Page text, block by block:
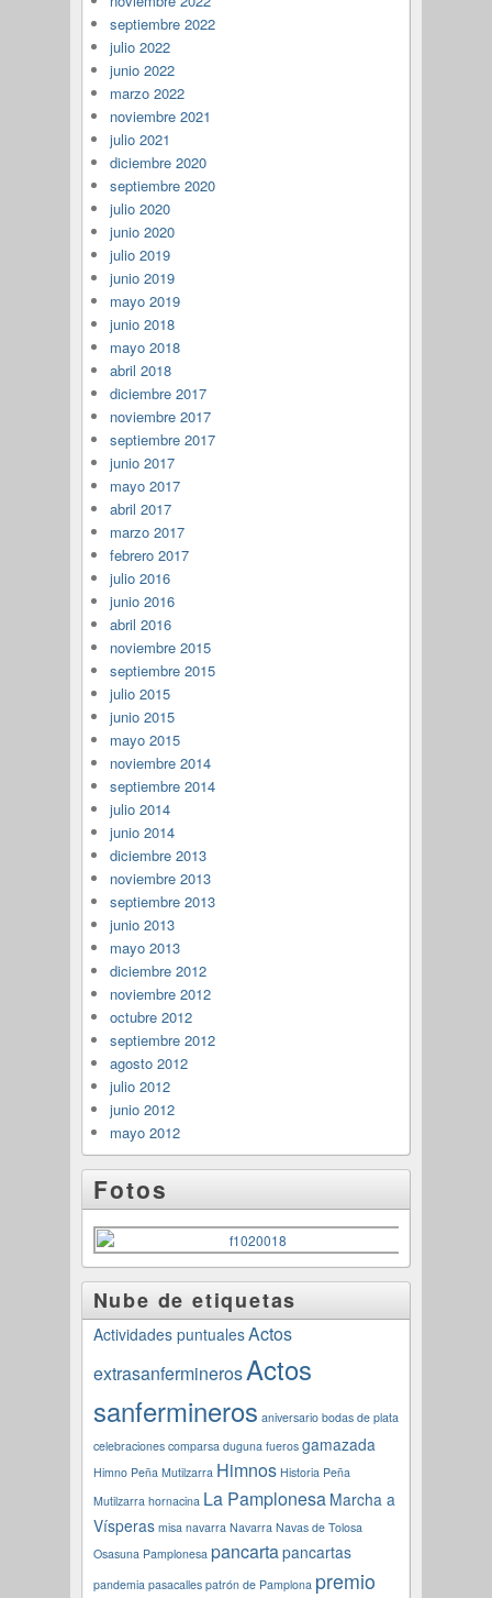
septiembre 2022
julio 2022
junio 2022
marzo 2022
noviembre 2021
julio 2021
diciembre 2020
septiembre 2020
julio 2020
junio 2020
julio 2019
junio 2019
mayo 2019
junio 2018
mayo 2018
abril 2018
diciembre 2017
noviembre 2017
septiembre 2017
junio 2017
mayo 2017
abril 2017
marzo 2017
febrero 2017
julio 2016
junio 2016
abril 2016
noviembre 2015
septiembre 2015
julio 2015
junio 2015
mayo 2015
noviembre 2014
septiembre 2014
julio 2014
junio 2014
diciembre 2013
noviembre 2013
septiembre 2013
junio 2013
mayo 2013
diciembre 2012
noviembre 2012
octubre 2012
septiembre 2012
agosto 2012
julio 2012
junio 2012
mayo 2012
Fotos
Nube de etiquetas
Actividades puntualesActos
extrasanferminerosActos
sanfermineros aniversario bodas de plata
celebraciones comparsa duguna fueros gamazada
Himno Peña Mutilzarra Himnos Historia Peña
Mutilzarra hornacina La Pamplonesa Marcha a
Vísperas misa navarra Navarra Navas de Tolosa
Osasuna Pamplonesa pancartapancartas
pandemia pasacalles patrón de Pamplona premio